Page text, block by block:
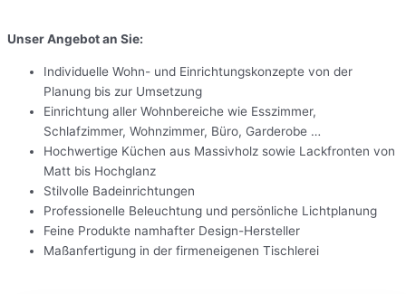
Unser Angebot an Sie:
Individuelle Wohn- und Einrichtungskonzepte von der
Planung bis zur Umsetzung
Einrichtung aller Wohnbereiche wie Esszimmer,
Schlafzimmer, Wohnzimmer, Büro, Garderobe …
Hochwertige Küchen aus Massivholz sowie Lackfronten von
Matt bis Hochglanz
Stilvolle Badeinrichtungen
Professionelle Beleuchtung und persönliche Lichtplanung
Feine Produkte namhafter Design-Hersteller
Maßanfertigung in der firmeneigenen Tischlerei